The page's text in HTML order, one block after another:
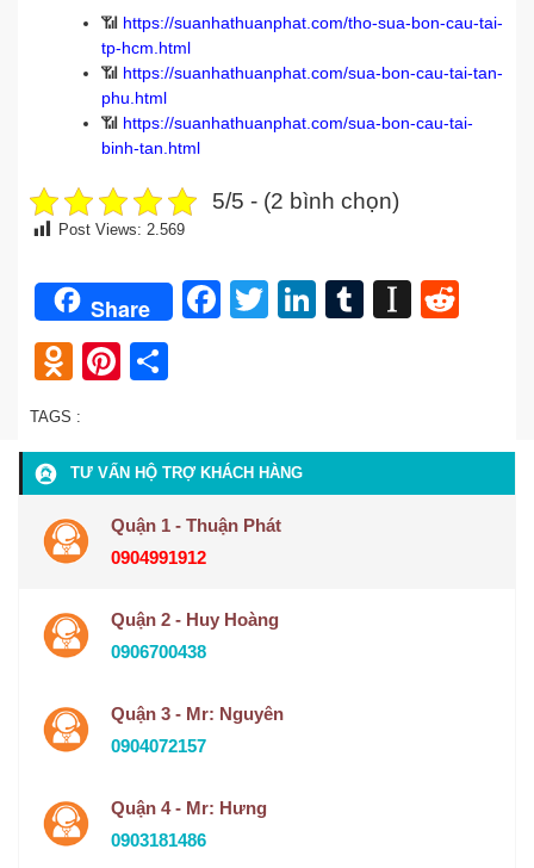
📶 https://suanhathuanphat.com/tho-sua-bon-cau-tai-
tp-hcm.html
📶 https://suanhathuanphat.com/sua-bon-cau-tai-tan-
phu.html
📶 https://suanhathuanphat.com/sua-bon-cau-tai-
binh-tan.html
5/5 - (2 bình chọn)
Post Views: 2.569
Share Facebook
TwitterLinkedIn
Tumblr
Odnoklassniki
Pinterest
TAGS :
TƯ VẤN HỘ TRỢ KHÁCH HÀNG
Quận 1 - Thuận Phát
0904991912
Quận 2 - Huy Hoàng
0906700438
Quận 3 - Mr: Nguyên
0904072157
Quận 4 - Mr: Hưng
0903181486